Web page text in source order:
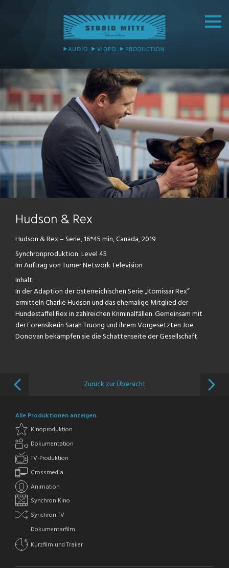
Hudson & Rex
Hudson & Rex – Serie, 16*45 min, Canada, 2019
Synchronproduktion: Level 45
Im Auftrag von Turner Network Television
Inhalt:
In der Adaption der österreichischen Serie „Komissar Rex“
ermitteln Charlie Hudson und das ehemalige Mitglied der
Hundestaffel Rex in zahlreichen Kriminalfällen. Gemeinsam mit
der Forensikerin Sarah Truong und ihrem Vorgesetzten Joe
Donovan bekämpfen sie die Schattenseite der Gesellschaft.
Zurück zur Übersicht
Alle Produktionen anzeigen.
Kinoproduktion
Dokumentation
TV-Produktion
Crossmedia
Animation
Synchron Kino
Synchron TV
Dokumentarfilm
Kurzfilm und Trailer